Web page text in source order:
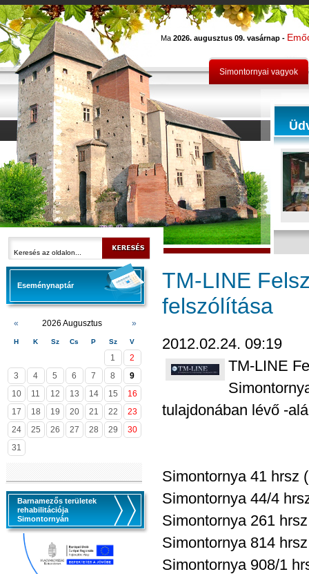
Ma 2026. augusztus 09. vasárnap -
Simontornyai vagyok
Eseménynaptár
« 2026 Augusztus »
H K Sz Cs P Sz V
1
2
3
4 5 6 7 8
9
10
11 12 13 14 15
16
17
18 19 20 21 22
23
24
25 26 27 28 29
30
31
Barnamezős területek
rehabilitációja
Simontornyán
TM-LINE
felszólítása
2012.02.24. 09:19
TM-LINE
tulajdonában lévő -
Simontornya 41 hrsz
Simontornya 44/4
Simontornya 261
Simontornya 814
Simontornya 908/1